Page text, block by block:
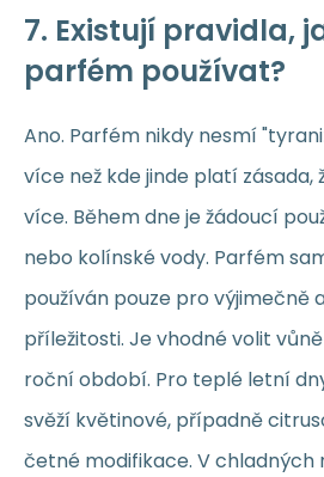
7. Existují pravidla,
parfém používat?
Ano. Parfém nikdy nesmí
více než kde jinde platí zásada,
více. Během dne je žádoucí
nebo kolínské vody. Parfém
používán pouze pro výjimečně
příležitosti. Je vhodné volit
roční období. Pro teplé letní
svěží květinové, případně
četné modifikace. V